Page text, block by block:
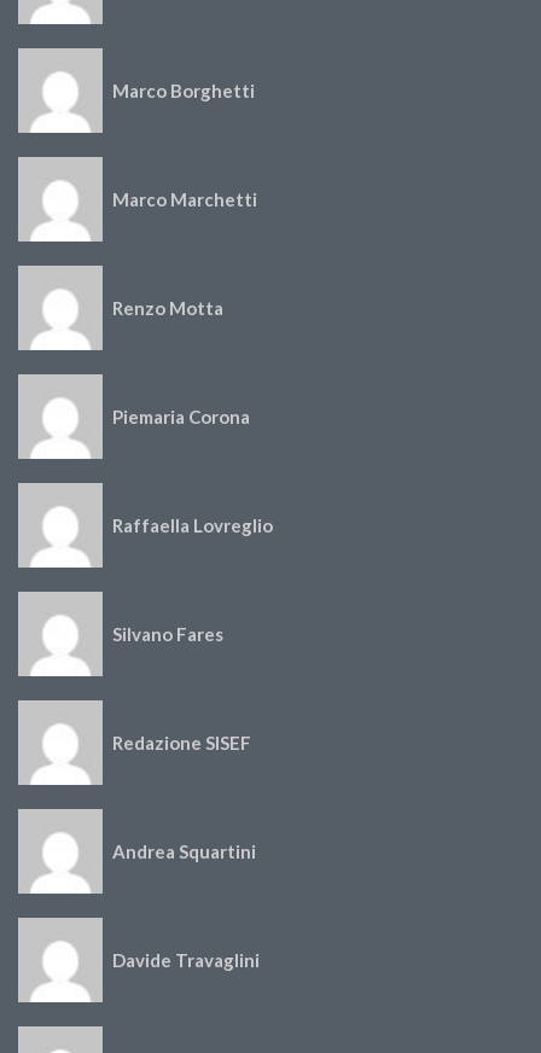
Marco Borghetti
Marco Marchetti
Renzo Motta
Piemaria Corona
Raffaella Lovreglio
Silvano Fares
Redazione SISEF
Andrea Squartini
Davide Travaglini